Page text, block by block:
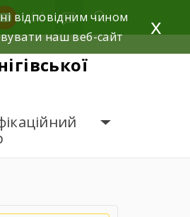
відповідним чином
наш веб-сайт
x